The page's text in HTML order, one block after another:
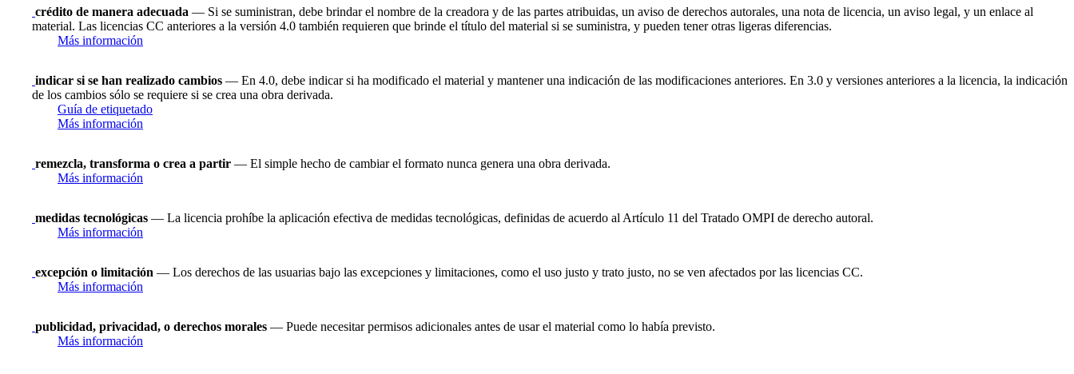
crédito de manera adecuada — Si se suministran, debe brindar el nombre de la creadora y de las partes atribuidas, un aviso de derechos autorales, una nota de licencia, un aviso legal, y un enlace al
material. Las licencias CC anteriores a la versión 4.0 también requieren que brinde el título del material si se suministra, y pueden tener otras ligeras diferencias.
Más información
indicar si se han realizado cambios — En 4.0, debe indicar si ha modificado el material y mantener una indicación de las modificaciones anteriores. En 3.0 y versiones anteriores a la licencia, la indicación
de los cambios sólo se requiere si se crea una obra derivada.
Guía de etiquetado
Más información
remezcla, transforma o crea a partir — El simple hecho de cambiar el formato nunca genera una obra derivada.
Más información
medidas tecnológicas — La licencia prohíbe la aplicación efectiva de medidas tecnológicas, definidas de acuerdo al Artículo 11 del Tratado OMPI de derecho autoral.
Más información
excepción o limitación — Los derechos de las usuarias bajo las excepciones y limitaciones, como el uso justo y trato justo, no se ven afectados por las licencias CC.
Más información
publicidad, privacidad, o derechos morales — Puede necesitar permisos adicionales antes de usar el material como lo había previsto.
Más información